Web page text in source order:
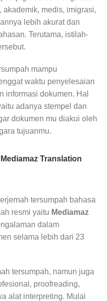
akademik, medis, imigrasi,
lebih akurat dan
Terutama, istilah-
mampu
waktu penyelesaian
informasi dokumen. Hal
adanya stempel dan
dokumen mu diakui oleh
tujuanmu.
Translation
tersumpah bahasa
resmi yaitu Mediamaz
dalam
selama lebih dari 23
tersumpah, namun juga
proofreading,
alat interpreting. Mulai